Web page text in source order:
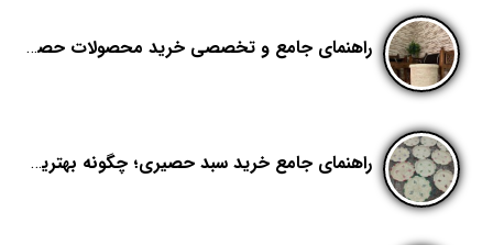
راهنمای جامع و تخصصی خرید محصولات حصیری؛ هنر اصیل در دکوراسیون مدرن (بخش اول)
راهنمای جامع خرید سبد حصیری؛ چگونه بهترین کیفیت را در «هدیکا» تشخیص دهیم؟